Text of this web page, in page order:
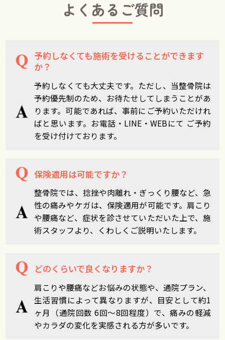
よくあるご質問
予約しなくても施術を受けることができます
か？
予約しなくても大丈夫です。ただし、当整骨院は
予約優先制のため、お待たせしてしまうことがあ
ります。可能であれば、事前にご予約いただけれ
ばと思います。お電話・LINE・WEBにて ご予約
を受け付けております。
保険適用は可能ですか？
整骨院では、捻挫や肉離れ・ぎっくり腰など、急
性の痛みやケガは、保険適用が可能です。肩こり
や腰痛など、症状を診させていただいた上で、施
術スタッフより、くわしくご説明いたします。
どのくらいで良くなりますか？
肩こりや腰痛などお悩みの状態や、通院プラン、
生活習慣によって異なりますが、目安として約1
ヶ月（通院回数 6回～8回程度）で、痛みの軽減
やカラダの変化を実感される方が多いです。